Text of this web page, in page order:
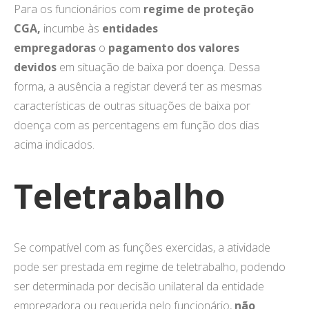
Para os funcionários com regime de proteção
CGA, incumbe às entidades
empregadoras o pagamento dos valores
devidos em situação de baixa por doença. Dessa
forma, a ausência a registar deverá ter as mesmas
características de outras situações de baixa por
doença com as percentagens em função dos dias
acima indicados.
Teletrabalho
Se compatível com as funções exercidas, a atividade
pode ser prestada em regime de teletrabalho, podendo
ser determinada por decisão unilateral da entidade
empregadora ou requerida pelo funcionário, não